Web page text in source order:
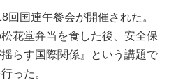
国連午餐会が開催された。
花堂弁当を食した後、安全保
らす国際関係』という講題で
った。